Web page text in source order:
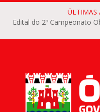
ÚLTIMAS
Edital do 2º Campeonato